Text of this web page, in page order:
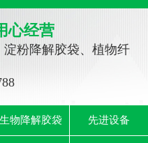
心经营
淀粉降解胶袋、植物纤
生物降解胶袋 先进设备